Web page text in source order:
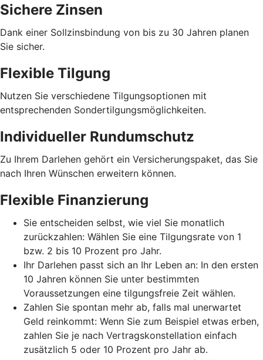
Sichere Zinsen
Dank einer Sollzinsbindung von bis zu 30 Jahren planen
Sie sicher.
Flexible Tilgung
Nutzen Sie verschiedene Tilgungsoptionen mit
entsprechenden Sondertilgungsmöglichkeiten.
Individueller Rundumschutz
Zu Ihrem Darlehen gehört ein Versicherungspaket, das Sie
nach Ihren Wünschen erweitern können.
Flexible Finanzierung
Sie entscheiden selbst, wie viel Sie monatlich
zurückzahlen: Wählen Sie eine Tilgungsrate von 1
bzw. 2 bis 10 Prozent pro Jahr.
Ihr Darlehen passt sich an Ihr Leben an: In den ersten
10 Jahren können Sie unter bestimmten
Voraussetzungen eine tilgungsfreie Zeit wählen.
Zahlen Sie spontan mehr ab, falls mal unerwartet
Geld reinkommt: Wenn Sie zum Beispiel etwas erben,
zahlen Sie je nach Vertragskonstellation einfach
zusätzlich 5 oder 10 Prozent pro Jahr ab.